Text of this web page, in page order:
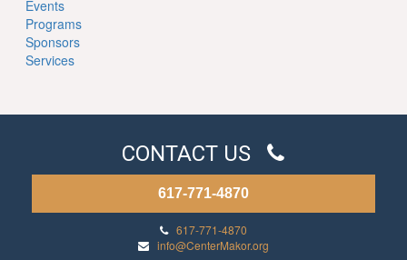
Events
Programs
Sponsors
Services
CONTACT US
617-771-4870
617-771-4870
info@CenterMakor.org